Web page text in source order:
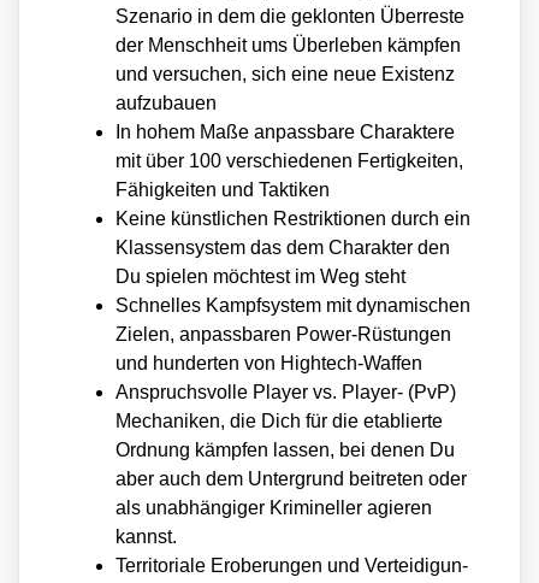
Sze­na­rio in dem die geklon­ten Über­res­te
der Mensch­heit ums Über­le­ben kämp­fen
und ver­su­chen, sich eine neue Exis­tenz
auf­zu­bau­en
In hohem Maße anpass­ba­re Cha­rak­te­re
mit über 100 ver­schie­de­nen Fer­tig­kei­ten,
Fähig­kei­ten und Tak­ti­ken
Kei­ne künst­li­chen Restrik­tio­nen durch ein
Klas­sen­sys­tem das dem Cha­rak­ter den
Du spie­len möch­test im Weg steht
Schnel­les Kampf­sys­tem mit dyna­mi­schen
Zie­len, anpass­ba­ren Power-Rüs­tun­gen
und hun­der­ten von High­tech-Waf­fen
Anspruchs­vol­le Play­er vs. Play­er- (PvP)
Mecha­ni­ken, die Dich für die eta­blier­te
Ord­nung kämp­fen las­sen, bei denen Du
aber auch dem Unter­grund bei­tre­ten oder
als unab­hän­gi­ger Kri­mi­nel­ler agie­ren
kannst.
Ter­ri­to­ria­le Erobe­run­gen und Ver­tei­di­gun­